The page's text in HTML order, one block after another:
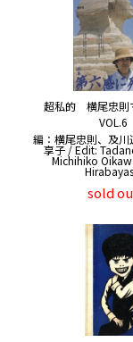
超私的 横尾忠則
VOL.6
編：横尾忠則、及
享子 / Edit:
Michihiko
sold